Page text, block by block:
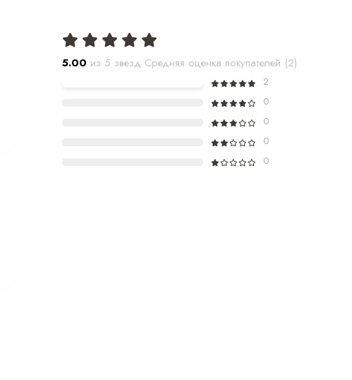
1.6 кг
5.00 из 5 звезд Средняя оценка покупателей (2)
2
0
0
0
0